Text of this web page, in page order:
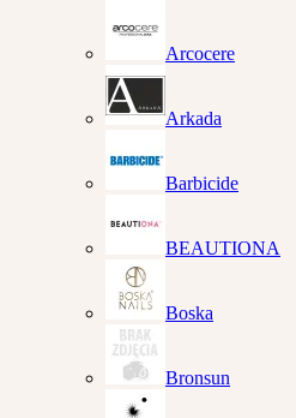
Arcocere
Arkada
Barbicide
BEAUTIONA
Boska
Bronsun